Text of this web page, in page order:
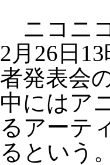
ニコニ
2月26日
者発表会
中にはア
るアーテ
るという。